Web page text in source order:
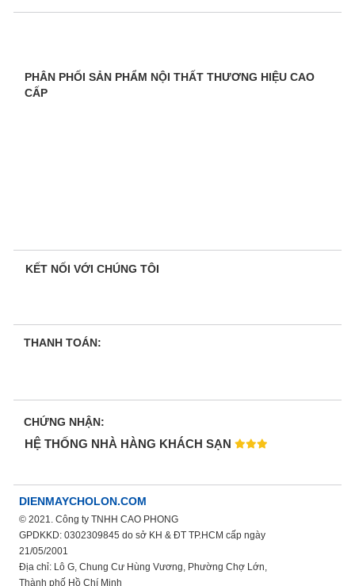
PHÂN PHỐI SẢN PHẨM NỘI THẤT THƯƠNG HIỆU CAO
CẤP
HỆ THỐNG NHÀ HÀNG KHÁCH SẠN
KẾT NỐI VỚI CHÚNG TÔI
THANH TOÁN:
CHỨNG NHẬN:
DIENMAYCHOLON.COM
© 2021. Công ty TNHH CAO PHONG
GPDKKD: 0302309845 do sở KH & ĐT TP.HCM cấp ngày
21/05/2001
Địa chỉ: Lô G, Chung Cư Hùng Vương, Phường Chợ Lớn,
Thành phố Hồ Chí Minh